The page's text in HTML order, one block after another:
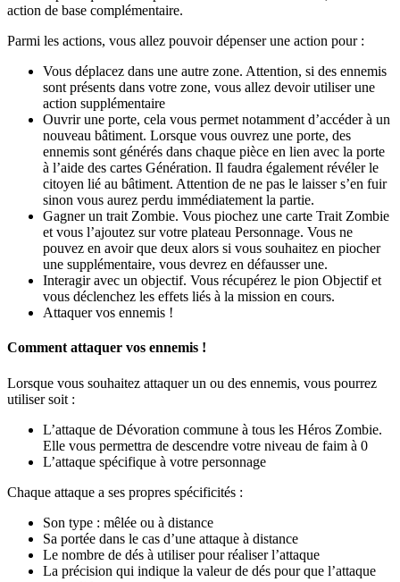
action de base complémentaire.
Parmi les actions, vous allez pouvoir dépenser une action pour :
Vous déplacez dans une autre zone. Attention, si des ennemis
sont présents dans votre zone, vous allez devoir utiliser une
action supplémentaire
Ouvrir une porte, cela vous permet notamment d’accéder à un
nouveau bâtiment. Lorsque vous ouvrez une porte, des
ennemis sont générés dans chaque pièce en lien avec la porte
à l’aide des cartes Génération. Il faudra également révéler le
citoyen lié au bâtiment. Attention de ne pas le laisser s’en fuir
sinon vous aurez perdu immédiatement la partie.
Gagner un trait Zombie. Vous piochez une carte Trait Zombie
et vous l’ajoutez sur votre plateau Personnage. Vous ne
pouvez en avoir que deux alors si vous souhaitez en piocher
une supplémentaire, vous devrez en défausser une.
Interagir avec un objectif. Vous récupérez le pion Objectif et
vous déclenchez les effets liés à la mission en cours.
Attaquer vos ennemis !
Comment attaquer vos ennemis !
Lorsque vous souhaitez attaquer un ou des ennemis, vous pourrez
utiliser soit :
L’attaque de Dévoration commune à tous les Héros Zombie.
Elle vous permettra de descendre votre niveau de faim à 0
L’attaque spécifique à votre personnage
Chaque attaque a ses propres spécificités :
Son type : mêlée ou à distance
Sa portée dans le cas d’une attaque à distance
Le nombre de dés à utiliser pour réaliser l’attaque
La précision qui indique la valeur de dés pour que l’attaque